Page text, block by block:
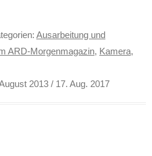
Ausarbeitung und
ARD-Morgenmagazin, Kamera,
2013 / 17. Aug. 2017